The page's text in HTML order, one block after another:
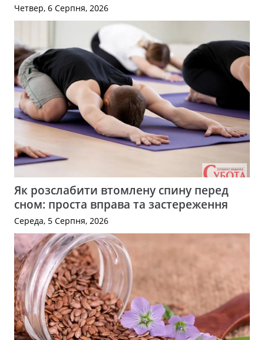
Четвер, 6 Серпня, 2026
Як розслабити втомлену спину перед
сном: проста вправа та застереження
Середа, 5 Серпня, 2026